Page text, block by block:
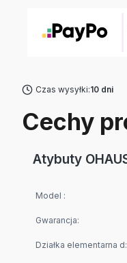
Czas wysyłki:10 dni
Cechy
Atybuty
Model :
Gwarancja:
Działka elementarna d: